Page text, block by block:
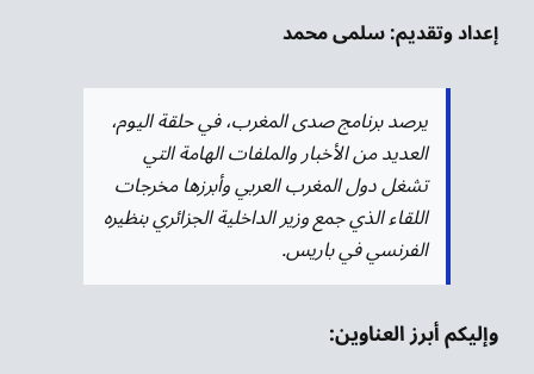
إعداد وتقديم: سلمى محمد
يرصد برنامج صدى المغرب، في حلقة اليوم،
العديد من الأخبار والملفات الهامة التي
تشغل دول المغرب العربي وأبرزها مخرجات
اللقاء الذي جمع وزير الداخلية الجزائري بنظيره
الفرنسي في باريس.
وإليكم أبرز العناوين: